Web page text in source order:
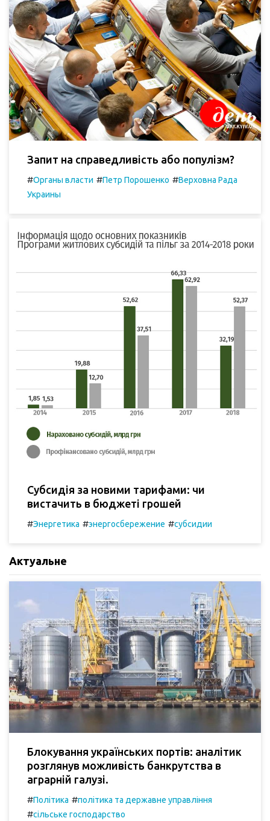
Запит на справедливість або популізм?
#Органы власти #Петр Порошенко #Верховна Рада
Украины
Субсидія за новими тарифами: чи
вистачить в бюджеті грошей
#Энергетика #энергосбережение #субсидии
Актуальне
Блокування українських портів: аналітик
розглянув можливість банкрутства в
аграрній галузі.
#Політика #політика та державне управління
#сільське господарство